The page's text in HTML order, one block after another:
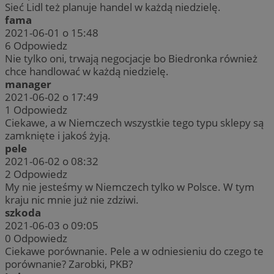
Sieć Lidl też planuje handel w każdą niedzielę.
fama
2021-06-01 o 15:48
6 Odpowiedz
Nie tylko oni, trwają negocjacje bo Biedronka również
chce handlować w każdą niedzielę.
manager
2021-06-02 o 17:49
1 Odpowiedz
Ciekawe, a w Niemczech wszystkie tego typu sklepy są
zamknięte i jakoś żyją.
pele
2021-06-02 o 08:32
2 Odpowiedz
My nie jesteśmy w Niemczech tylko w Polsce. W tym
kraju nic mnie już nie zdziwi.
szkoda
2021-06-03 o 09:05
0 Odpowiedz
Ciekawe porównanie. Pele a w odniesieniu do czego te
porównanie? Zarobki, PKB?